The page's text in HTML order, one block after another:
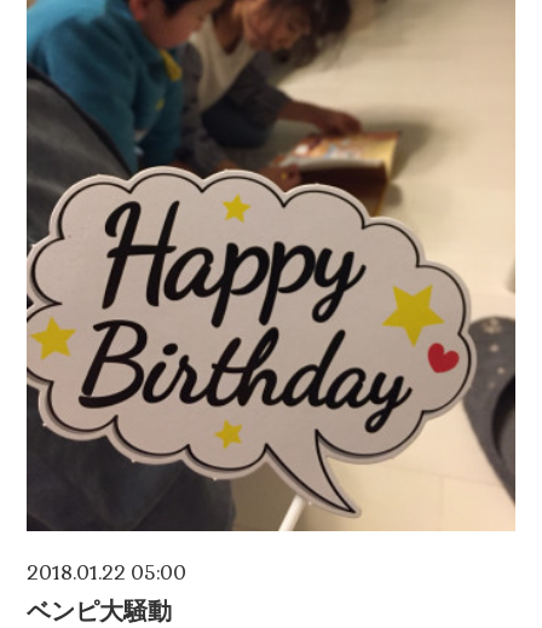
2018.01.22 05:00
ベンピ大騒動